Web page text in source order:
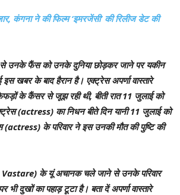
कंगना ने की फिल्म ‘इमरजेंसी’ की रिलीज डेट की
फैंस को उनके दुनिया छोड़कर जाने पर यकीन
इस खबर के बाद हैरान है। एक्ट्रेस अपर्णा वास्तारे
के कैंसर से जूझ रही थी, बीती रात 11 जुलाई को
(actress) का निधन बीते दिन यानी 11 जुलाई को
के परिवार ने इस उनकी मौत की पुष्टि की
Vastare) के यूं अचानक चले जाने से उनके परिवार
भी दुखों का पहाड़ टूटा है। बता दें अपर्णा वास्तारे